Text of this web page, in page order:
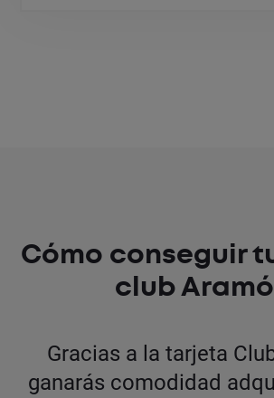
Cómo conseguir
club
Gracias a la tarjeta
ganarás comodidad